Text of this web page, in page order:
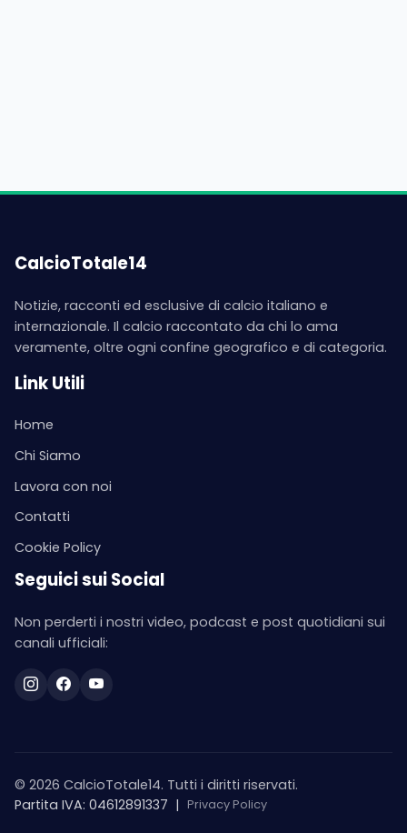
CalcioTotale14
Notizie, racconti ed esclusive di calcio italiano e
internazionale. Il calcio raccontato da chi lo ama
veramente, oltre ogni confine geografico e di categoria.
Link Utili
Home
Chi Siamo
Lavora con noi
Contatti
Cookie Policy
Seguici sui Social
Non perderti i nostri video, podcast e post quotidiani sui
canali ufficiali:
© 2026 CalcioTotale14. Tutti i diritti riservati.
Partita IVA: 04612891337 | Privacy Policy